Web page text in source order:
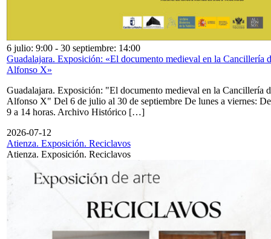
6 julio: 9:00 - 30 septiembre: 14:00
Guadalajara. Exposición: «El documento medieval en la Cancillería
Alfonso X»
Guadalajara. Exposición: "El documento medieval en la Cancillería
Alfonso X" Del 6 de julio al 30 de septiembre De lunes a viernes: De
9 a 14 horas. Archivo Histórico […]
2026-07-12
Atienza. Exposición. Reciclavos
Atienza. Exposición. Reciclavos